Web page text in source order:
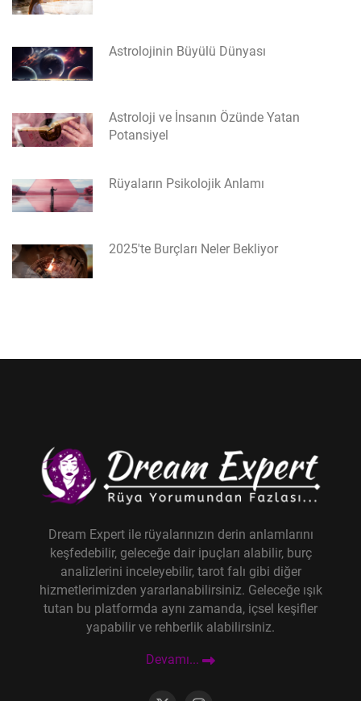
Astrolojinin Büyülü Dünyası
Astroloji ve İnsanın Özünde Yatan
Potansiyel
Rüyaların Psikolojik Anlamı
2025'te Burçları Neler Bekliyor
Dream Expert ile rüyalarınızın derin anlamlarını
keşfedebilir, geleceğe dair ipuçları alabilir, burç
analizlerini inceleyebilir, tarot falı gibi diğer
hizmetlerimizden yararlanabilirsiniz. Geleceğe ışık
tutan bu platformda aynı zamanda, içsel keşifler
yapabilir ve rehberlik alabilirsiniz.
Devamı...